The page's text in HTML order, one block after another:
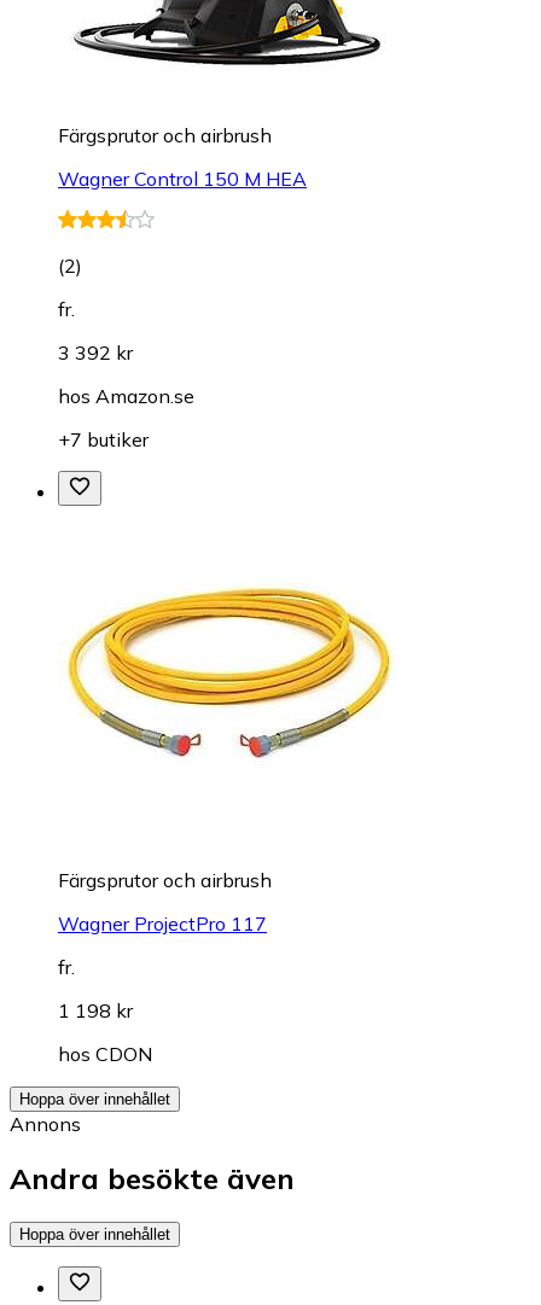
Färgsprutor och airbrush
Wagner Control 150 M HEA
(2)
fr.
3 392 kr
hos Amazon.se
+7 butiker
Färgsprutor och airbrush
Wagner ProjectPro 117
fr.
1 198 kr
hos CDON
Hoppa över innehållet
Annons
Andra besökte även
Hoppa över innehållet